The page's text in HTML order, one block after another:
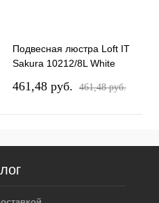
Подвесная люстра Loft IT
Sakura 10212/8L White
461,48 pуб. 461,48 pуб.